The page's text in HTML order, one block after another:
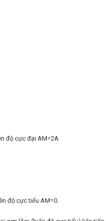
độ cực đại AM=2A.
độ cực tiểu AM=0.